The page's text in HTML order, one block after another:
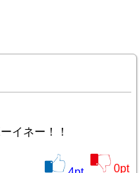
イネー！！
0pt